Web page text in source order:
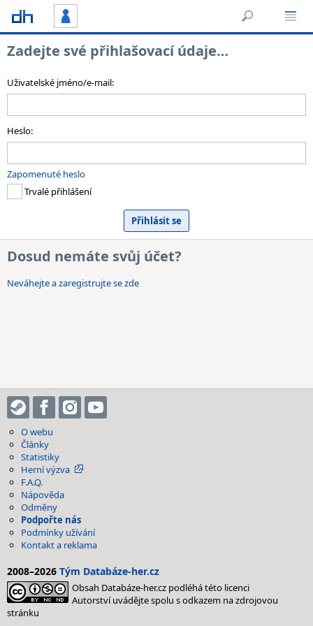
Zadejte své přihlašovací údaje…
Uživatelské jméno/e-mail:
Heslo:
Zapomenuté heslo
Trvalé přihlášení
Dosud nemáte svůj účet?
Neváhejte a zaregistrujte se zde
O webu
Články
Statistiky
Herní výzva
F.A.Q.
Nápověda
Odměny
Podpořte nás
Podmínky užívání
Kontakt a reklama
2008–2026 Tým Databáze-her.cz
Obsah Databáze-her.cz podléhá této licenci
Autorství uvádějte spolu s odkazem na zdrojovou
stránku